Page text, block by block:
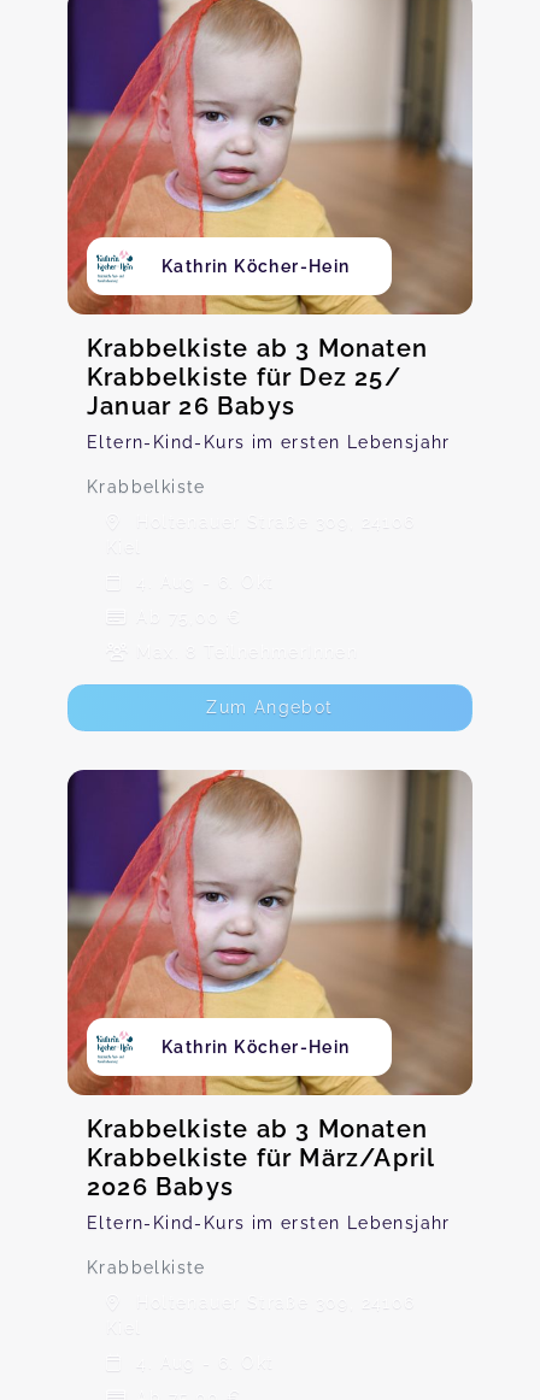
Kathrin Köcher-Hein
Krabbelkiste ab 3 Monaten
Krabbelkiste für Dez 25/
Januar 26 Babys
Eltern-Kind-Kurs im ersten Lebensjahr
Krabbelkiste
Holtenauer Straße 309, 24106
4. Aug - 6. Okt
Ab 75,00 €
Max. 8 TeilnehmerInnen
Zum Angebot
Kathrin Köcher-Hein
Krabbelkiste ab 3 Monaten
Krabbelkiste für März/April
2026 Babys
Eltern-Kind-Kurs im ersten Lebensjahr
Krabbelkiste
Holtenauer Straße 309, 24106
4. Aug - 6. Okt